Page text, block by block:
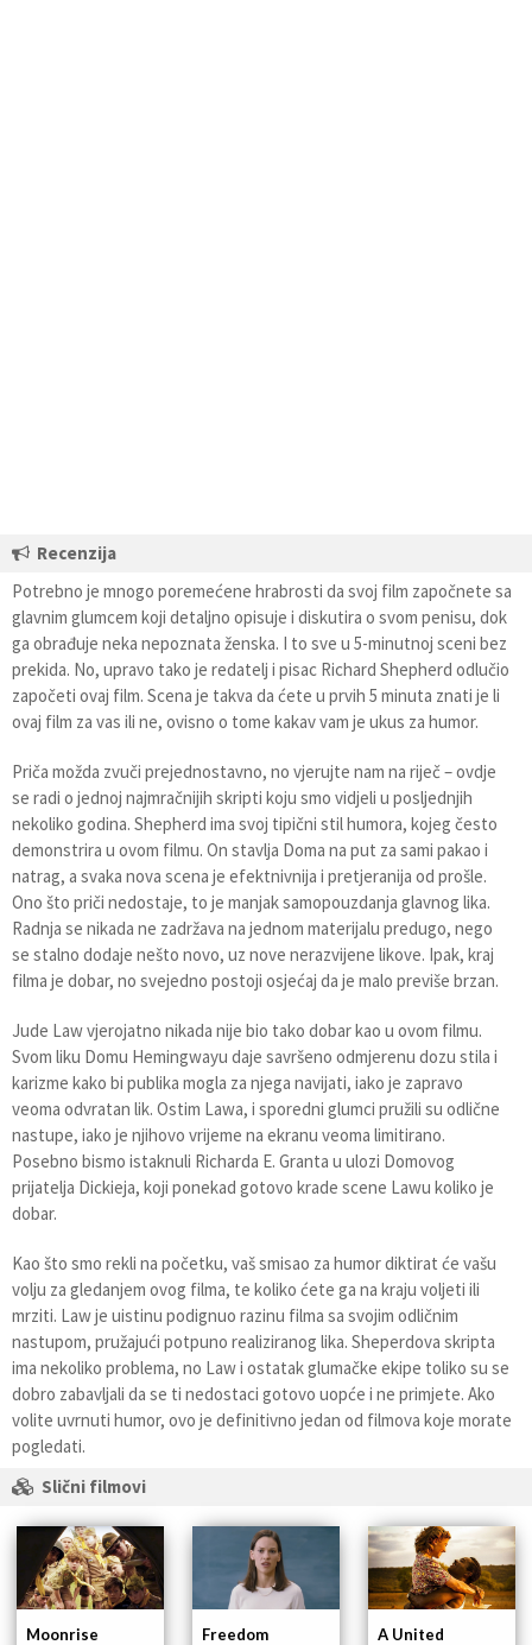
Recenzija
Potrebno je mnogo poremećene hrabrosti da svoj film započnete sa
glavnim glumcem koji detaljno opisuje i diskutira o svom penisu, dok
ga obrađuje neka nepoznata ženska. I to sve u 5-minutnoj sceni bez
prekida. No, upravo tako je redatelj i pisac Richard Shepherd odlučio
započeti ovaj film. Scena je takva da ćete u prvih 5 minuta znati je li
ovaj film za vas ili ne, ovisno o tome kakav vam je ukus za humor.
Priča možda zvuči prejednostavno, no vjerujte nam na riječ – ovdje
se radi o jednoj najmračnijih skripti koju smo vidjeli u posljednjih
nekoliko godina. Shepherd ima svoj tipični stil humora, kojeg često
demonstrira u ovom filmu. On stavlja Doma na put za sami pakao i
natrag, a svaka nova scena je efektnivnija i pretjeranija od prošle.
Ono što priči nedostaje, to je manjak samopouzdanja glavnog lika.
Radnja se nikada ne zadržava na jednom materijalu predugo, nego
se stalno dodaje nešto novo, uz nove nerazvijene likove. Ipak, kraj
filma je dobar, no svejedno postoji osjećaj da je malo previše brzan.
Jude Law vjerojatno nikada nije bio tako dobar kao u ovom filmu.
Svom liku Domu Hemingwayu daje savršeno odmjerenu dozu stila i
karizme kako bi publika mogla za njega navijati, iako je zapravo
veoma odvratan lik. Ostim Lawa, i sporedni glumci pružili su odlične
nastupe, iako je njihovo vrijeme na ekranu veoma limitirano.
Posebno bismo istaknuli Richarda E. Granta u ulozi Domovog
prijatelja Dickieja, koji ponekad gotovo krade scene Lawu koliko je
dobar.
Kao što smo rekli na početku, vaš smisao za humor diktirat će vašu
volju za gledanjem ovog filma, te koliko ćete ga na kraju voljeti ili
mrziti. Law je uistinu podignuo razinu filma sa svojim odličnim
nastupom, pružajući potpuno realiziranog lika. Sheperdova skripta
ima nekoliko problema, no Law i ostatak glumačke ekipe toliko su se
dobro zabavljali da se ti nedostaci gotovo uopće i ne primjete. Ako
volite uvrnuti humor, ovo je definitivno jedan od filmova koje morate
pogledati.
Slični filmovi
A United
Freedom
Moonrise